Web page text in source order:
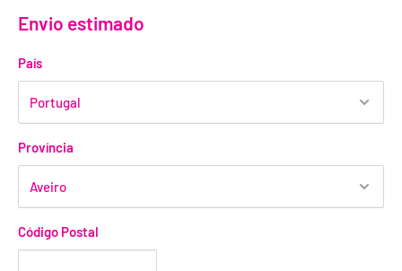
Envio estimado
País
Província
Código Postal